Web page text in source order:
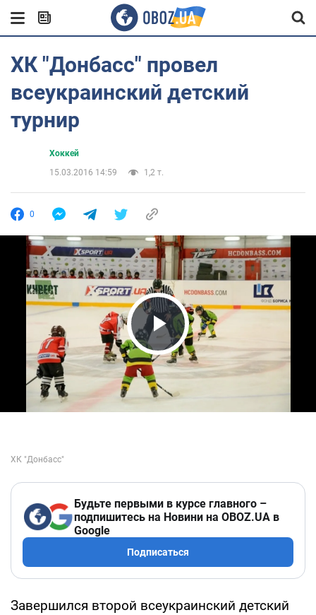
ХК "Донбасс" провел
всеукраинский детский
турнир
Хоккей
15.03.2016 14:59
1,2 т.
0
Play Video
Будьте первыми в курсе главного –
подпишитесь на Новини на OBOZ.UA в
Google
Подписаться
Завершился второй всеукраинский детский